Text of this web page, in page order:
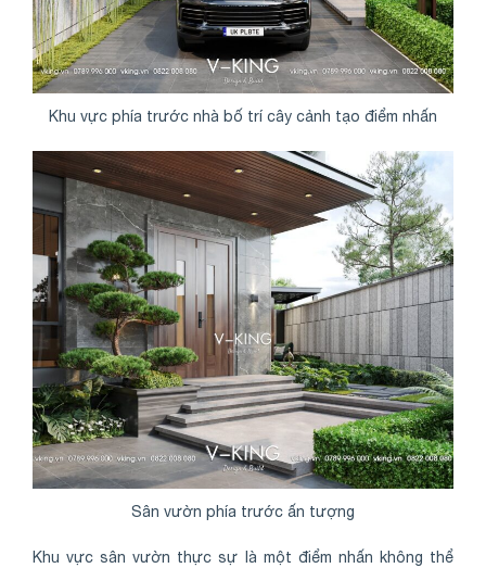
Khu vực phía trước nhà bố trí cây cảnh tạo điểm nhấn
Sân vườn phía trước ấn tượng
Khu vực sân vườn thực sự là một điểm nhấn không thể